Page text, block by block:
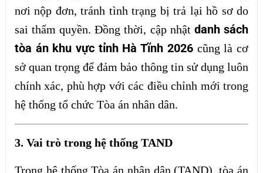
nơi nộp đơn, tránh tình trạng bị trả lại hồ sơ do
sai thẩm quyền. Đồng thời, cập nhật danh sách
tòa án khu vực tỉnh Hà Tĩnh 2026cũng là cơ
sở quan trọng để đảm bảo thông tin sử dụng luôn
chính xác, phù hợp với các điều chỉnh mới trong
hệ thống tổ chức Tòa án nhân dân.
3. Vai trò trong hệ thống TAND
Trong hệ thống Tòa án nhân dân (TAND), tòa án